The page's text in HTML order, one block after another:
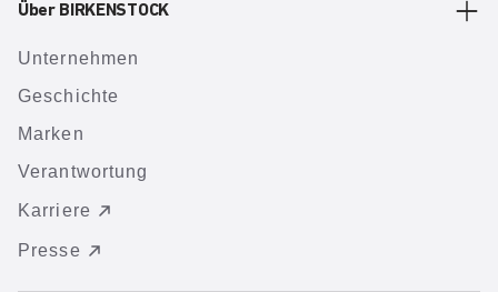
Über BIRKENSTOCK
Unternehmen
Geschichte
Marken
Verantwortung
Karriere
Presse